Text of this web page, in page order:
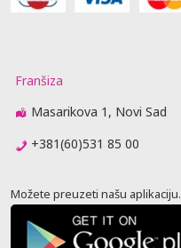
Franšiza
Masarikova 1, Novi Sad
+381(60)531 85 00
Možete preuzeti našu aplikaciju.